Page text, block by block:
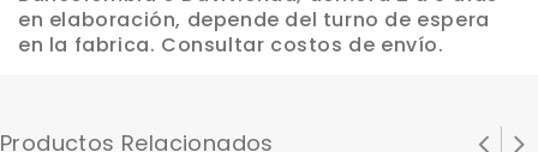
en elaboración, depende del turno de espera
en la fabrica. Consultar costos de envío.
Productos Relacionados